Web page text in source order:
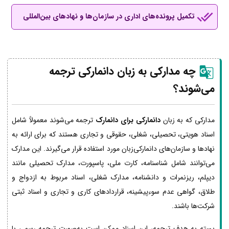
تکمیل پرونده‌های اداری در سازمان‌ها و نهادهای بین‌المللی
چه مدارکی به زبان دانمارکی ترجمه
می‌شوند؟
مدارکی که به زباندانمارکی برای دانمارک ترجمه می‌شوند معمولاً شامل
اسناد هویتی، تحصیلی، شغلی، حقوقی و تجاری هستند که برای ارائه به
نهادها و سازمان‌های دانمارکی‌زبان مورد استفاده قرار می‌گیرند. این مدارک
می‌توانند شامل شناسنامه، کارت ملی، پاسپورت، مدارک تحصیلی مانند
دیپلم، ریزنمرات و دانشنامه، مدارک شغلی، اسناد مربوط به ازدواج و
طلاق، گواهی عدم سوءپیشینه، قراردادهای کاری و تجاری و اسناد ثبتی
شرکت‌ها باشند.